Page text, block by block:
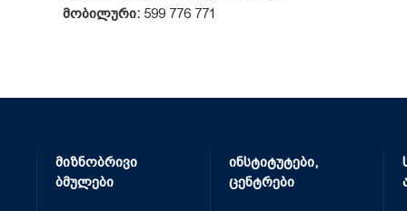
მობილური:599 776 771
მიზნობრივი
ბმულები
ინსტიტუტები,
ცენტრები